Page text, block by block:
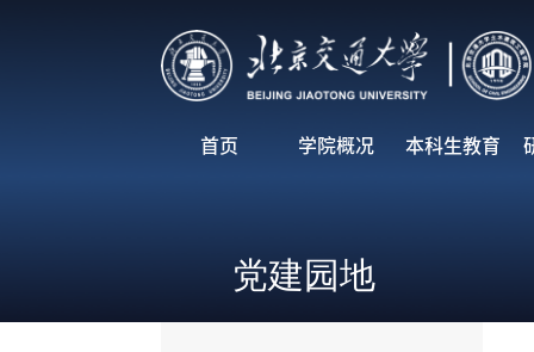
首页 学院概况 本科生教育
党建园地